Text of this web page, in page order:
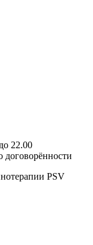
22.00
PSV